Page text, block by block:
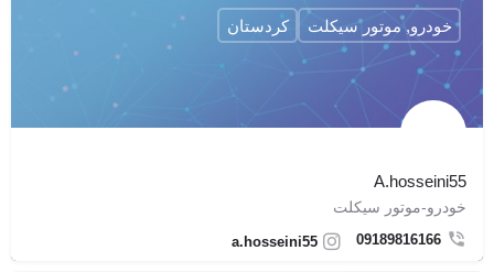
A.hosseini55
خودرو-موتور سیکلت
09189816166
a.hosseini55
خودرو, موتور سیکلت کردستان